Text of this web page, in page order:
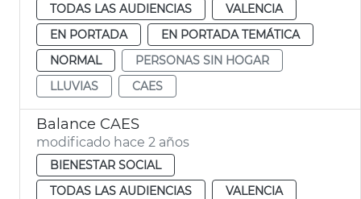
TODAS LAS AUDIENCIAS
VALENCIA
EN PORTADA
EN PORTADA TEMÁTICA
NORMAL
PERSONAS SIN HOGAR
LLUVIAS
CAES
Balance CAES
modificado hace 2 años
BIENESTAR SOCIAL
TODAS LAS AUDIENCIAS
VALENCIA